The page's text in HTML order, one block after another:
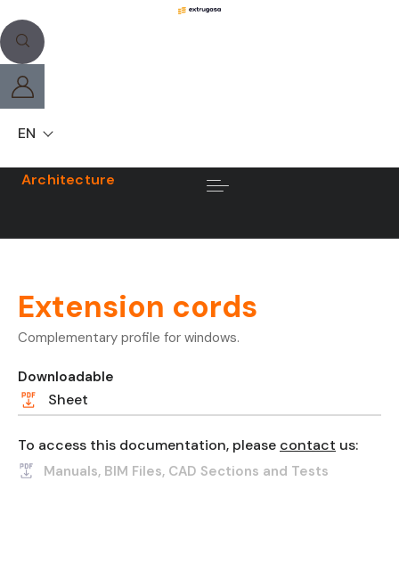
EN
Architecture
Extension cords
Complementary profile for windows.
Downloadable
Sheet
To access this documentation, please contact us:
Manuals, BIM Files, CAD Sections and Tests